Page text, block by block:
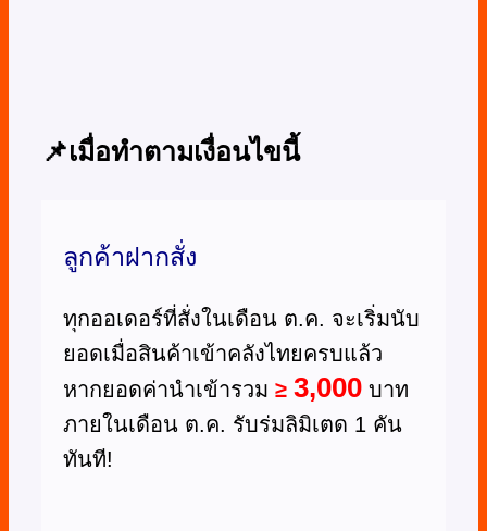
📌เมื่อทำตามเงื่อนไขนี้
ลูกค้าฝากสั่ง
ทุกออเดอร์ที่สั่งในเดือน ต.ค. จะเริ่มนับ
ยอดเมื่อสินค้าเข้าคลังไทยครบแล้ว
หากยอดค่านำเข้ารวม ≥ 3,000 บาท
ภายในเดือน ต.ค. รับร่มลิมิเตด 1 คัน
ทันที!